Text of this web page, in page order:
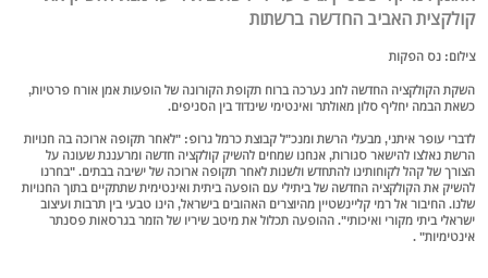
קולקצית האביב החדשה ברשתות
צילום: נס הפקות
השקת הקולקציה החדשה לחג נערכה ברוח תקופת הקורונה של הופעות אמן אורח פרטיות,
כשאת הבמה יחליף סלון מאולתר ואינטימי שינדוד בין הסניפים.
לדברי עופר איתני, מבעלי הרשת ומנכ"ל קבוצת כרמל גרופ: "לאחר תקופה ארוכה בה חנויות
הרשת נאלצו להישאר סגורות, אנחנו שמחים להשיק קולקציה חדשה ומרעננת שעונה על
הצורך של קהל לקוחותינו להתחדש ולשנות לאחר תקופה ארוכה של ישיבה בבתים. "בחרנו
להשיק את הקולקציה החדשה של ביתילי עם הופעה ביתית ואינטימית שתתקיים בתוך החנויות
שלנו. החיבור אל רמי קליינשטיין מהיוצרים האהובים בישראל, הינו טבעי בין תרבות ועיצוב
ישראלי ביתי מקורי ואיכותי". ההופעה תכלול את מיטב שיריו של הזמר בגרסאות פסנתר
אינטימיות" .